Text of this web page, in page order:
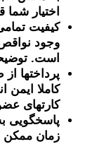
اختیار
کیفیت
وجود
است.
پرداختها
کاملا ایمن
کارتهای
پاسخگویی
زمان ممکن